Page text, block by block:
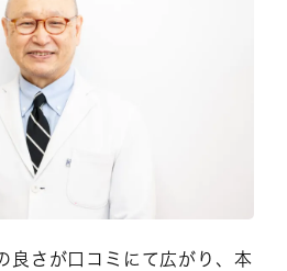
良さが口コミにて広がり、本